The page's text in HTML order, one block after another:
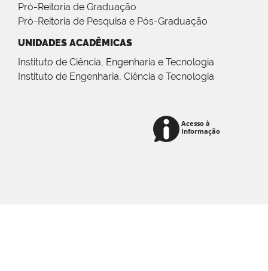
Pró-Reitoria de Graduação
Pró-Reitoria de Pesquisa e Pós-Graduação
UNIDADES ACADÊMICAS
Instituto de Ciência, Engenharia e Tecnologia
Instituto de Engenharia, Ciência e Tecnologia